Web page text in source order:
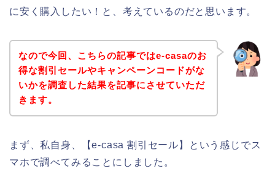
に安く購入したい！と、考えているのだと思います。
なので今回、こちらの記事ではe-casaのお
得な割引セールやキャンペーンコードがな
いかを調査した結果を記事にさせていただ
きます。
まず、私自身、【e-casa 割引セール】という感じでス
マホで調べてみることにしました。